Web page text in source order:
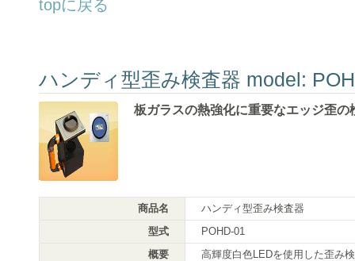
topに戻る
ハンディ型歪み検査器 model:
板ガラスの熱強化に重要なエッジ歪の
商品名
ハンディ型歪み検査器
型式
POHD-01
概要
高輝度白色LEDを使用した歪み